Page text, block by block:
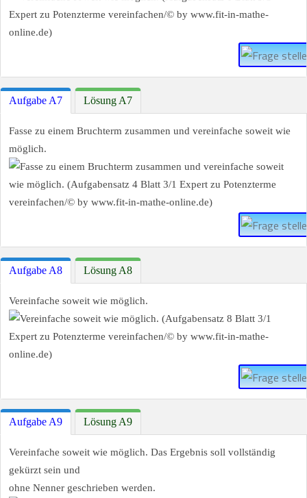
Aufgabe A7 Lösung A7
Fasse zu einem Bruchterm zusammen und vereinfache soweit wie
möglich.
Aufgabe A8 Lösung A8
Vereinfache soweit wie möglich.
Aufgabe A9 Lösung A9
Vereinfache soweit wie möglich. Das Ergebnis soll vollständig
gekürzt sein und
ohne Nenner geschrieben werden.